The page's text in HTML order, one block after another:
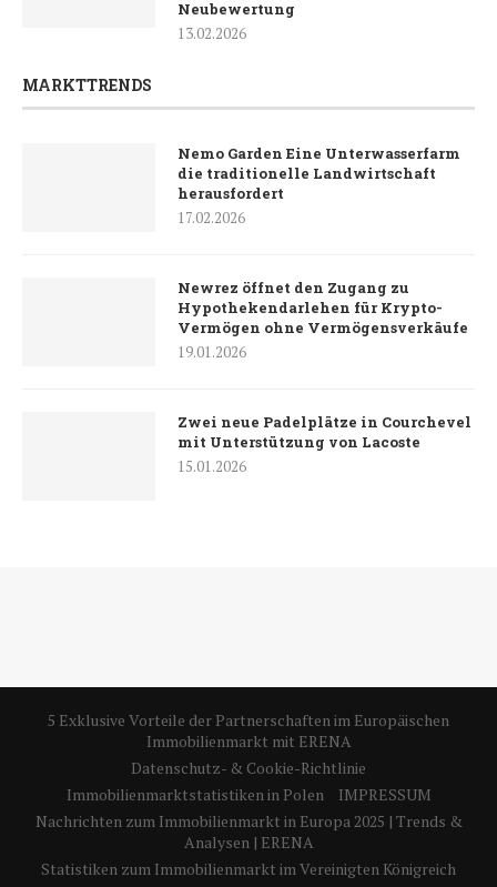
Neubewertung
13.02.2026
MARKTTRENDS
Nemo Garden Eine Unterwasserfarm
die traditionelle Landwirtschaft
herausfordert
17.02.2026
Newrez öffnet den Zugang zu
Hypothekendarlehen für Krypto-
Vermögen ohne Vermögensverkäufe
19.01.2026
Zwei neue Padelplätze in Courchevel
mit Unterstützung von Lacoste
15.01.2026
5 Exklusive Vorteile der Partnerschaften im Europäischen
Immobilienmarkt mit ERENA
Datenschutz- & Cookie-Richtlinie
Immobilienmarktstatistiken in Polen
IMPRESSUM
Nachrichten zum Immobilienmarkt in Europa 2025 | Trends &
Analysen | ERENA
Statistiken zum Immobilienmarkt im Vereinigten Königreich